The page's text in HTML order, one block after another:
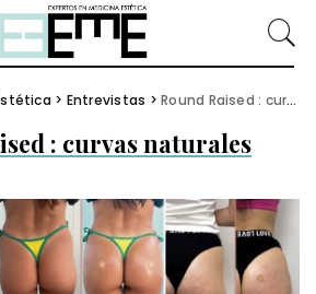
> Entrevistas >Round Raised : curvas naturales
: curvas naturales